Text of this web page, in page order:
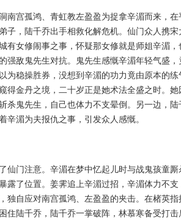
南宫孤鸿、青虹教左盈盈为捉拿辛湄而来，
子，陆千乔出手相救化解危机。仙门众人携
有女修闹事之事，怀疑那女修就是师姐辛湄
强敌鬼先生对抗。鬼先生感慨辛湄年轻气盛
为稳操胜券，没想到辛湄的功力竟由原本的
得金丹之境，二十岁正是她术法全盛之时。
杀鬼先生，自己也体力不支晕倒。另一边，
湄为夫报仇之事，引发众人感慨。
仙门注意。辛湄在梦中忆起儿时与战鬼孩童
露了位置。姜霁追上辛湄过招，辛湄体力不
独自应对南宫孤鸿、左盈盈的夹击。在楮英
住陆千乔，陆千乔一掌破阵，林慕寒备受打